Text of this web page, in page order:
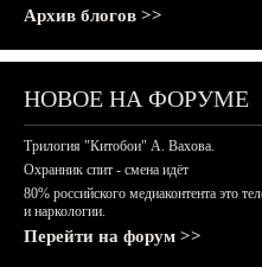
Архив блогов >>
НОВОЕ НА ФОРУМЕ
Трилогия "Китобои" А. Вахова.
Охранник спит - смена идёт
80% российского медиаконтента это
и наркологии.
Перейти на форум >>